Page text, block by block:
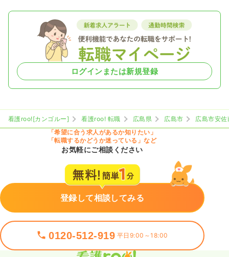
ログインまたは新規登録
看護roo![カンゴルー] 看護roo! 転職 広島県 広島市
広島市安佐
「希望に合う求人があるか知りたい」
「転職するかどうか迷っている」など
お気軽にご相談ください
登録して相談してみる
0120-512-919 平日9:00～18:00